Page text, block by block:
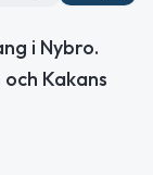
i Nybro.
Kakans